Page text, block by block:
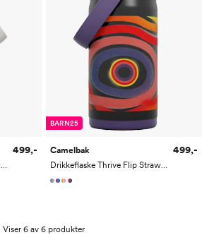
Drikkeflaske Thrive Flip Straw Kids VSS 0,35L
499,-
BARN25
Camelbak
Drikkeflaske Thrive Flip Straw Kids VSS 0,35L
499,-
Viser 6 av 6 produkter